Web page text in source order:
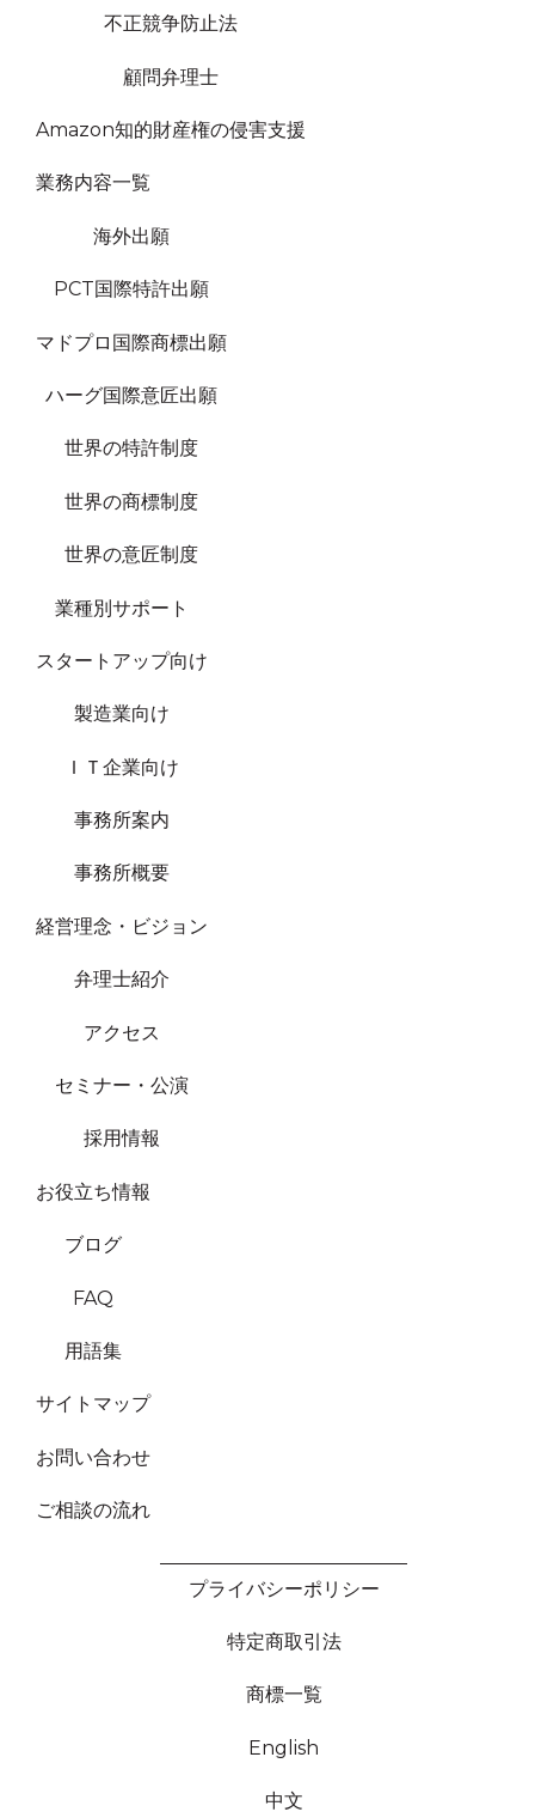
不正競争防止法
顧問弁理士
Amazon知的財産権の侵害支援
業務内容一覧
海外出願
PCT国際特許出願
マドプロ国際商標出願
ハーグ国際意匠出願
世界の特許制度
世界の商標制度
世界の意匠制度
業種別サポート
スタートアップ向け
製造業向け
ＩＴ企業向け
事務所案内
事務所概要
経営理念・ビジョン
弁理士紹介
アクセス
セミナー・公演
採用情報
お役立ち情報
ブログ
FAQ
用語集
サイトマップ
お問い合わせ
ご相談の流れ
プライバシーポリシー
特定商取引法
商標一覧
English
中文